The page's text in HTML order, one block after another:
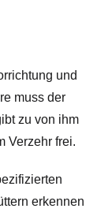
und
muss der
zu von ihm
Verzehr frei.
erkennen